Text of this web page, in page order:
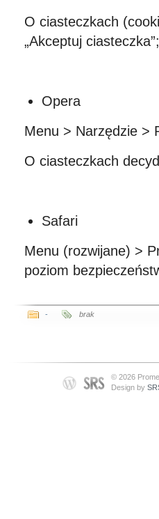
O ciasteczkach
„Akceptuj ciasteczka”;
Opera
Menu > Narzędzie >
O ciasteczkach
Safari
Menu (rozwijane) >
poziom
- brak
© 2026
Design by